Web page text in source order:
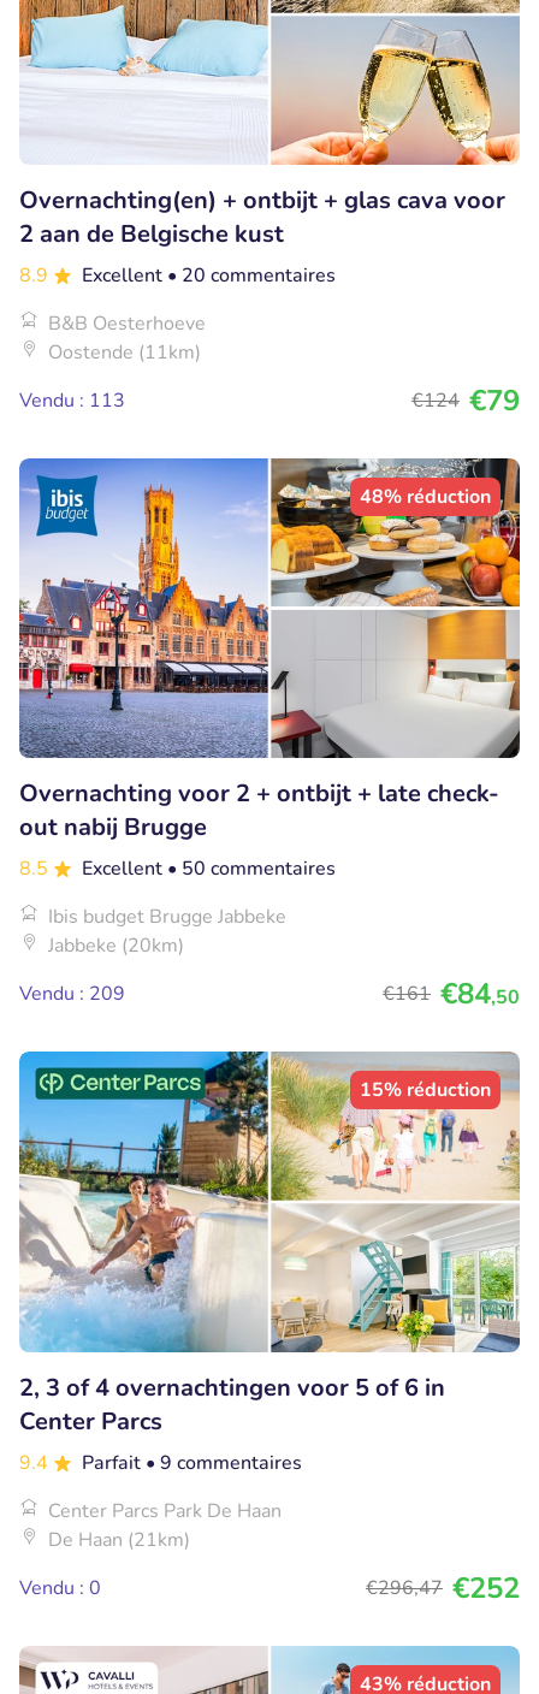
Overnachting(en) + ontbijt + glas cava voor
2 aan de Belgische kust
8.9 Excellent • 20 commentaires
B&B Oesterhoeve
Oostende (11km)
Vendu : 113
€124 €79
48% réduction
Overnachting voor 2 + ontbijt + late check-
out nabij Brugge
8.5 Excellent • 50 commentaires
Ibis budget Brugge Jabbeke
Jabbeke (20km)
Vendu : 209
€161 €84,50
15% réduction
2, 3 of 4 overnachtingen voor 5 of 6 in
Center Parcs
9.4 Parfait • 9 commentaires
Center Parcs Park De Haan
De Haan (21km)
Vendu : 0
€296,47 €252
43% réduction